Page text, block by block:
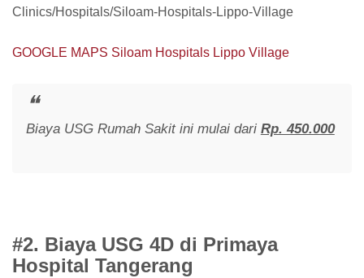
Clinics/Hospitals/Siloam-Hospitals-Lippo-Village
GOOGLE MAPS Siloam Hospitals Lippo Village
Biaya USG Rumah Sakit ini mulai dari Rp. 450.000
#2. Biaya USG 4D di Primaya
Hospital Tangerang